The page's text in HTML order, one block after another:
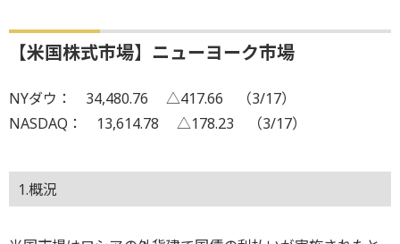
【米国株式市場】ニューヨーク市場
NYダウ： 34,480.76 △417.66 （3/17）
NASDAQ： 13,614.78 △178.23 （3/17）
1.概況